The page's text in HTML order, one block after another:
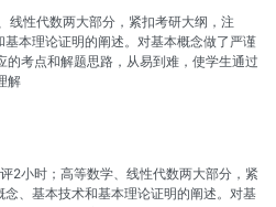
线性代数两大部分，紧扣考研大纲，注
基本理论证明的阐述。对基本概念做了严谨
考点和解题思路，从易到难，使学生通过
解
2小时；高等数学、线性代数两大部分，紧
念、基本技术和基本理论证明的阐述。对基